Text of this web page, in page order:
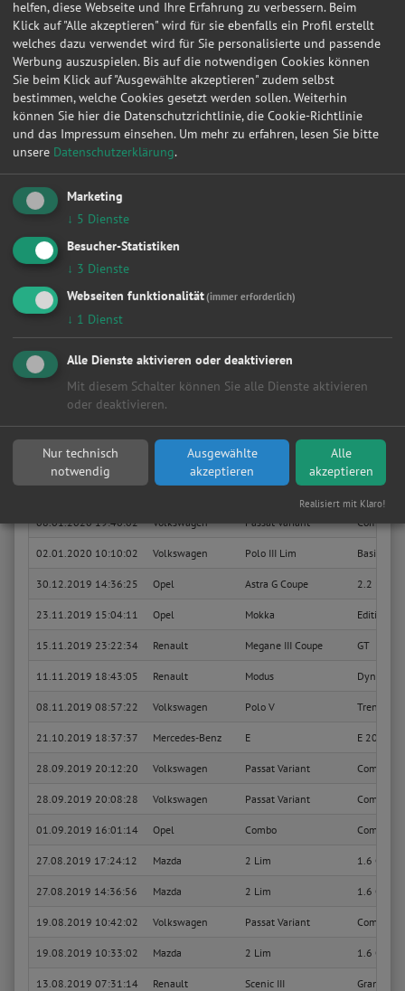
24.07.2020 10:08:38 Citroen C5 Tourer Confort
24.07.2020 10:06:07 Citroen C5 Tourer Confort
24.07.2020 10:03:29 C5 Tourer
20.07.2020 12:39:11 Skoda Fabia Ambition
20.07.2020 11:00:44 Skoda
28.06.2020 01:36:14
17.06.2020 18:49:12
07.06.2020 10:35:33 Renault
24.05.2020 15:51:25
29.04.2020 09:51:10
15.03.2020 09:46:50 Citroen C3 Picasso Tendance
29.01.2020 22:14:39 Volkswagen Passat Variant
20.01.2020 06:39:04 Volkswagen
16.01.2020 07:40:15 Volkswagen Passat Variant
Sie suchen in Wesseling eine günstige Werkstatt? Anfrage jetzt stellen
08.01.2020 19:46:02 Volkswagen Passat Variant
02.01.2020 10:10:02 Volkswagen Polo III Lim Basis
30.12.2019 14:36:25 Opel Astra G Coupe 2.2 16V
23.11.2019 15:04:11 Opel Mokka Edition
15.11.2019 23:22:34 Renault Megane III Coupe GT
11.11.2019 18:43:05 Renault Modus
08.11.2019 08:57:22 Volkswagen Polo V Trendline
21.10.2019 18:37:37 Mercedes-Benz E E 200 T
28.09.2019 20:12:20 Volkswagen Passat Variant
28.09.2019 20:08:28 Volkswagen Passat Variant
01.09.2019 16:01:14 Opel Combo Combi
27.08.2019 17:24:12 Mazda 2 Lim 1.6 CD
27.08.2019 14:36:56 Mazda 2 Lim 1.6 CD
19.08.2019 10:42:02 Volkswagen Passat Variant
19.08.2019 10:33:02 Mazda 2 Lim 1.6 CD
13.08.2019 07:31:14 Renault Scenic III Grand
helfen, diese Webseite und Ihre Erfahrung zu verbessern. Beim
Klick auf "Alle akzeptieren" wird für sie ebenfalls ein Profil erstellt
welches dazu verwendet wird für Sie personalisierte und passende
Werbung auszuspielen. Bis auf die notwendigen Cookies können
Sie beim Klick auf "Ausgewählte akzeptieren" zudem selbst
bestimmen, welche Cookies gesetzt werden sollen. Weiterhin
können Sie hier die Datenschutzrichtlinie, die Cookie-Richtlinie
und das Impressum einsehen. Um mehr zu erfahren, lesen Sie bitte
unsere Datenschutzerklärung.
Marketing
↓ 5 Dienste
Besucher-Statistiken
↓ 3 Dienste
Webseiten funktionalität(immer erforderlich)
↓ 1 Dienst
Alle Dienste aktivieren oder deaktivieren
Mit diesem Schalter können Sie alle Dienste aktivieren
oder deaktivieren.
Nur technisch
notwendig
Ausgewählte
akzeptieren
Alle
akzeptieren
Realisiert mit Klaro!